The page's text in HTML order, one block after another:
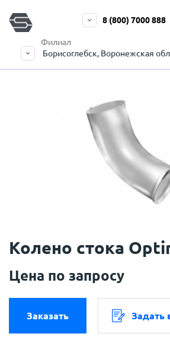
Филиал
Борисоглебск, Воронежская
8 (800) 7000 888
Колено стока
Цена по запросу
Заказать Задать